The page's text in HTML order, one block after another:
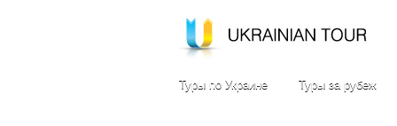
Туры по Украине Туры за рубеж